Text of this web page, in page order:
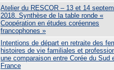
Atelier du RESCOR – 13 et 14
2018. Synthèse de la table ronde «
Coopération en études coréennes
francophones »
Intentions de départ en retraite des
histoires de vie familiales et
une comparaison entre Corée du Sud
France